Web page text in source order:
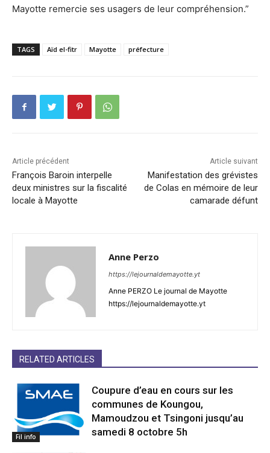
Mayotte remercie ses usagers de leur compréhension.”
TAGS Aïd el-fitr Mayotte préfecture
Article précédent
François Baroin interpelle
deux ministres sur la fiscalité
locale à Mayotte
Article suivant
Manifestation des grévistes
de Colas en mémoire de leur
camarade défunt
Anne Perzo
https://lejournaldemayotte.yt
Anne PERZO Le journal de Mayotte
https://lejournaldemayotte.yt
RELATED ARTICLES
Fil info
Coupure d’eau en cours sur les
communes de Koungou,
Mamoudzou et Tsingoni jusqu’au
samedi 8 octobre 5h